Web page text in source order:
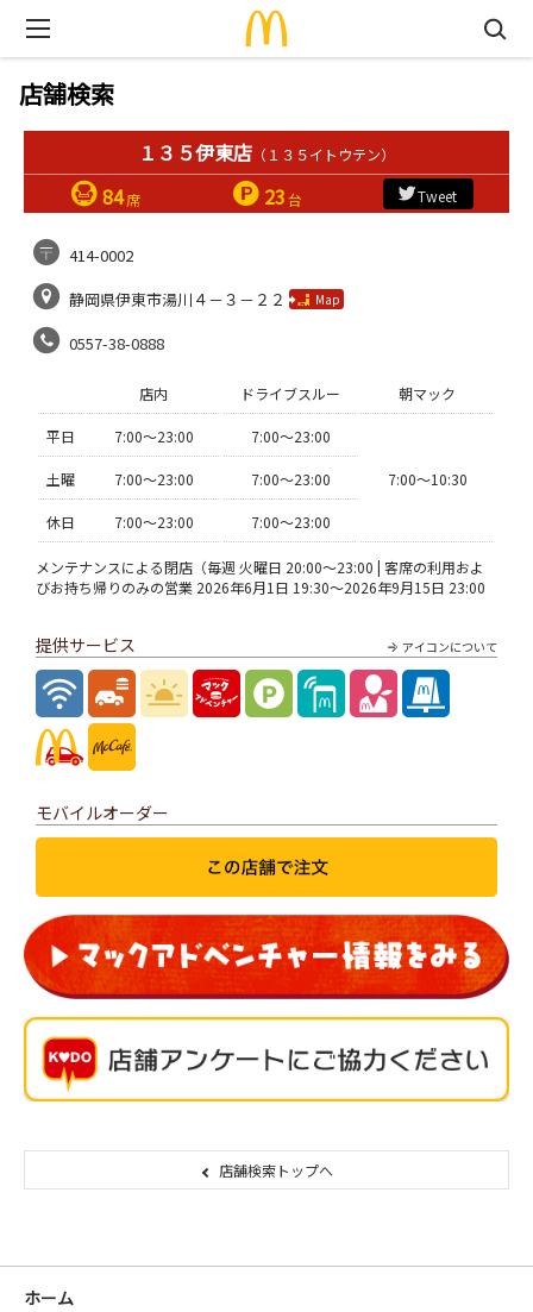
店舗検索
１３５伊東店 （１３５イトウテン）
84席 23台 Tweet
414-0002
静岡県伊東市湯川４－３－２２
Map
0557-38-0888
店内 ドライブスルー 朝マック
平日 7:00〜23:00 7:00〜23:00
7:00〜10:30
土曜 7:00〜23:00 7:00〜23:00
休日 7:00〜23:00 7:00〜23:00
メンテナンスによる閉店（毎週 火曜日 20:00～23:00 | 客席の利用およ
びお持ち帰りのみの営業 2026年6月1日 19:30～2026年9月15日 23:00
アイコンについて
提供サービス
モバイルオーダー
店舗検索トップへ
ホーム